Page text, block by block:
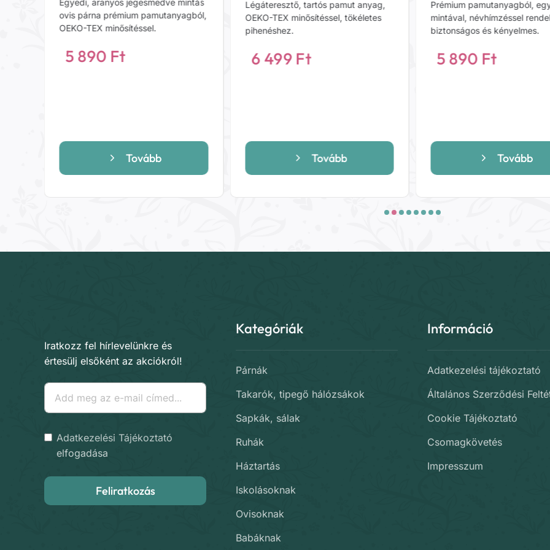
Egyedi, aranyos jegesmedve mintás
ovis párna prémium pamutanyagból,
OEKO-TEX minősítéssel.
5 890 Ft
Tovább
Légáteresztő, tartós pamut anyag,
OEKO-TEX minősítéssel, tökéletes
pihenéshez.
6 499 Ft
Tovább
Prémium pamutanyagból,
mintával, névhímzéssel
biztonságos és kényelmes.
5 890 Ft
Tovább
Iratkozz fel hírlevelünkre és
értesülj elsőként az akciókról!
Adatkezelési Tájékoztató
elfogadása
Feliratkozás
Kategóriák
Párnák
Takarók, tipegő hálózsákok
Sapkák, sálak
Ruhák
Háztartás
Iskolásoknak
Ovisoknak
Babáknak
Információ
Adatkezelési tájékoztató
Általános Szerződési
Cookie Tájékoztató
Csomagkövetés
Impresszum